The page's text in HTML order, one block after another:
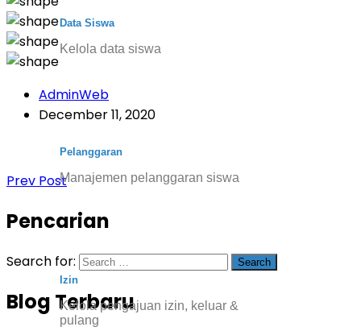
Data Siswa
Kelola data siswa
Pelanggaran
Manajemen pelanggaran siswa
Izin
Kelola pengajuan izin, keluar &
pulang
AdminWeb
December 11, 2020
Prev Post
Pencarian
Search for:
Blog Terbaru